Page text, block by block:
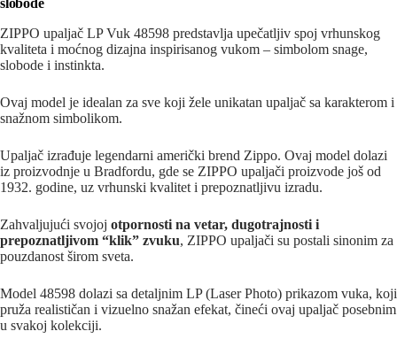
slobode
ZIPPO upaljač LP Vuk 48598 predstavlja upečatljiv spoj vrhunskog
kvaliteta i moćnog dizajna inspirisanog vukom – simbolom snage,
slobode i instinkta.
Ovaj model je idealan za sve koji žele unikatan upaljač sa karakterom i
snažnom simbolikom.
Upaljač izrađuje legendarni američki brend Zippo. Ovaj model dolazi
iz proizvodnje u Bradfordu, gde se ZIPPO upaljači proizvode još od
1932. godine, uz vrhunski kvalitet i prepoznatljivu izradu.
Zahvaljujući svojoj otpornosti na vetar, dugotrajnosti i
prepoznatljivom “klik” zvuku, ZIPPO upaljači su postali sinonim za
pouzdanost širom sveta.
Model 48598 dolazi sa detaljnim LP (Laser Photo) prikazom vuka, koji
pruža realističan i vizuelno snažan efekat, čineći ovaj upaljač posebnim
u svakoj kolekciji.